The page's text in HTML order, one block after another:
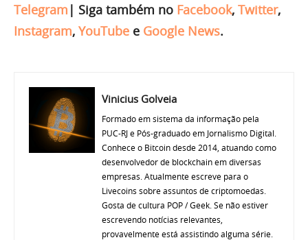
Telegram | Siga também no Facebook, Twitter,
Instagram, YouTube e Google News.
Vinicius Golveia
Formado em sistema da informação pela
PUC-RJ e Pós-graduado em Jornalismo Digital.
Conhece o Bitcoin desde 2014, atuando como
desenvolvedor de blockchain em diversas
empresas. Atualmente escreve para o
Livecoins sobre assuntos de criptomoedas.
Gosta de cultura POP / Geek. Se não estiver
escrevendo notícias relevantes,
provavelmente está assistindo alguma série.